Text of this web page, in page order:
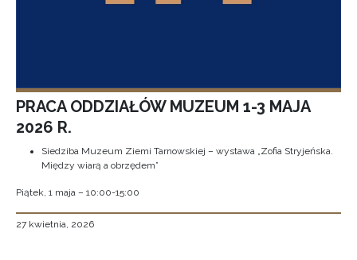
PRACA ODDZIAŁÓW MUZEUM 1-3 MAJA
2026 R.
Siedziba Muzeum Ziemi Tarnowskiej – wystawa „Zofia Stryjeńska.
Między wiarą a obrzędem”
Piątek, 1 maja – 10:00-15:00
27 kwietnia, 2026